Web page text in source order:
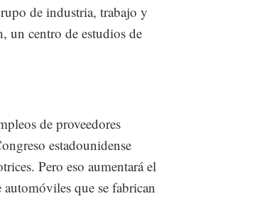
de industria, trabajo y
un centro de estudios de
de proveedores
estadounidense
Pero eso aumentará el
que se fabrican